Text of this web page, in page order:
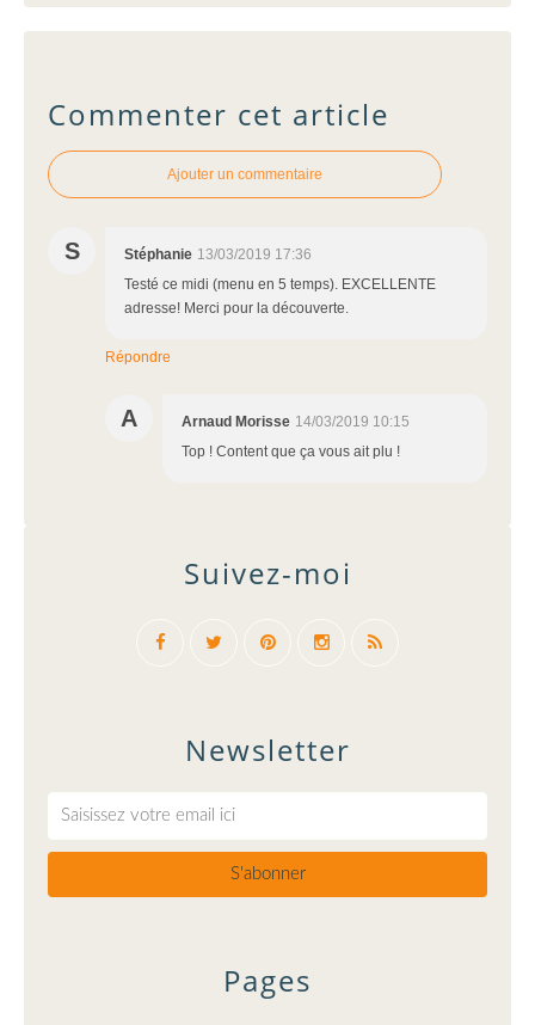
Commenter cet article
Ajouter un commentaire
S Stéphanie 13/03/2019 17:36
Testé ce midi (menu en 5 temps). EXCELLENTE
adresse! Merci pour la découverte.
Répondre
A Arnaud Morisse 14/03/2019 10:15
Top ! Content que ça vous ait plu !
Newsletter
Pages
Suivez-moi